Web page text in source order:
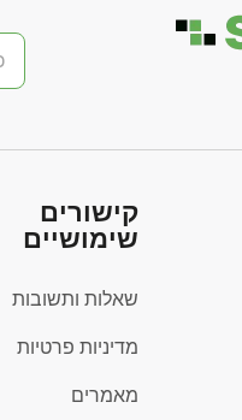
קישורים
שימושיים
שאלות ותשובות
מדיניות פרטיות
מאמרים